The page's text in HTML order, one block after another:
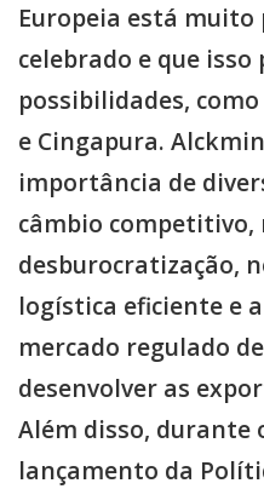
Europeia está muito
celebrado e que
possibilidades,
e Cingapura.
importância de
câmbio
desburocratização,
logística eficiente e
mercado regulado
desenvolver as
Além disso, durante
lançamento da